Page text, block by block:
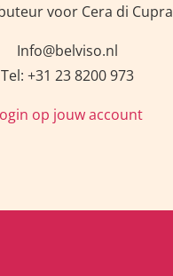
voor Cera di Cupra
Info@belviso.nl
Tel: +31 23 8200 973
op jouw account